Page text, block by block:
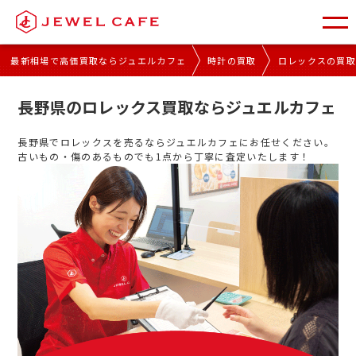
最新相場で高価買取ならジュエルカフェ 時計の買取 ロレックスの買取
長野県のロレックス買取ならジュエルカフェ
長野県でロレックスを売るならジュエルカフェにお任せください。
古いもの・傷のあるものでも1点から丁寧に査定いたします！